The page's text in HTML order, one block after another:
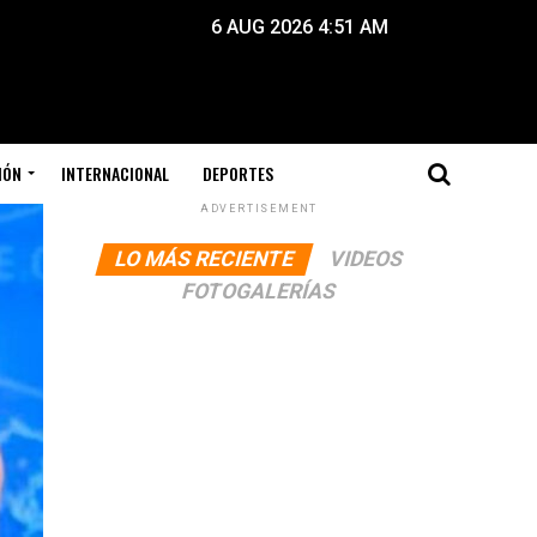
6 AUG 2026 4:51 AM
INTERNACIONAL DEPORTES
ADVERTISEMENT
LO MÁS RECIENTE
VIDEOS
FOTOGALERÍAS